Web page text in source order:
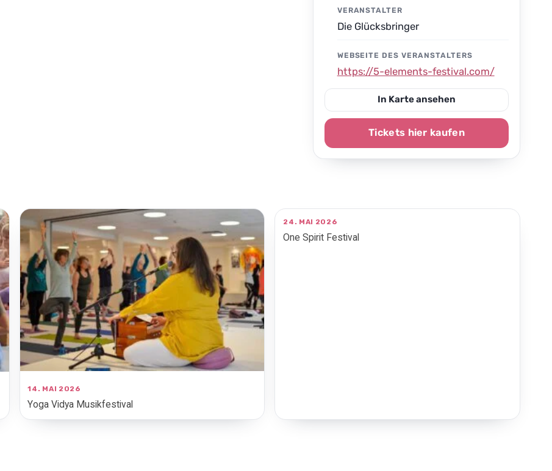
VERANSTALTER
Die Glücksbringer
WEBSEITE DES VERANSTALTERS
https://5-elements-festival.com/
In Karte ansehen
Tickets hier kaufen
14. MAI 2026
Yoga Vidya Musikfestival
24. MAI 2026
One Spirit Festival